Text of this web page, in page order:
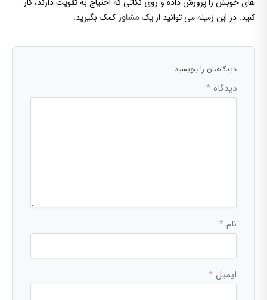
کنید. در این زمینه می توانید از یک مشاور کمک بگیرید.
دیدگاهتان را بنویسید
دیدگاه *
نام *
ایمیل *